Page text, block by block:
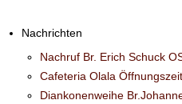
Nachrichten
Nachruf Br. Erich Schuck
Cafeteria Olala
Diankonenweihe